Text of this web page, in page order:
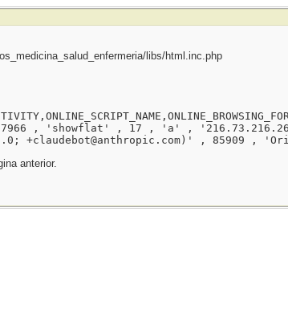
libs/html.inc.php
, 'showflat' , 17 , 'a' ,
+claudebot@anthropic.com)' , 85909 ,
anterior.